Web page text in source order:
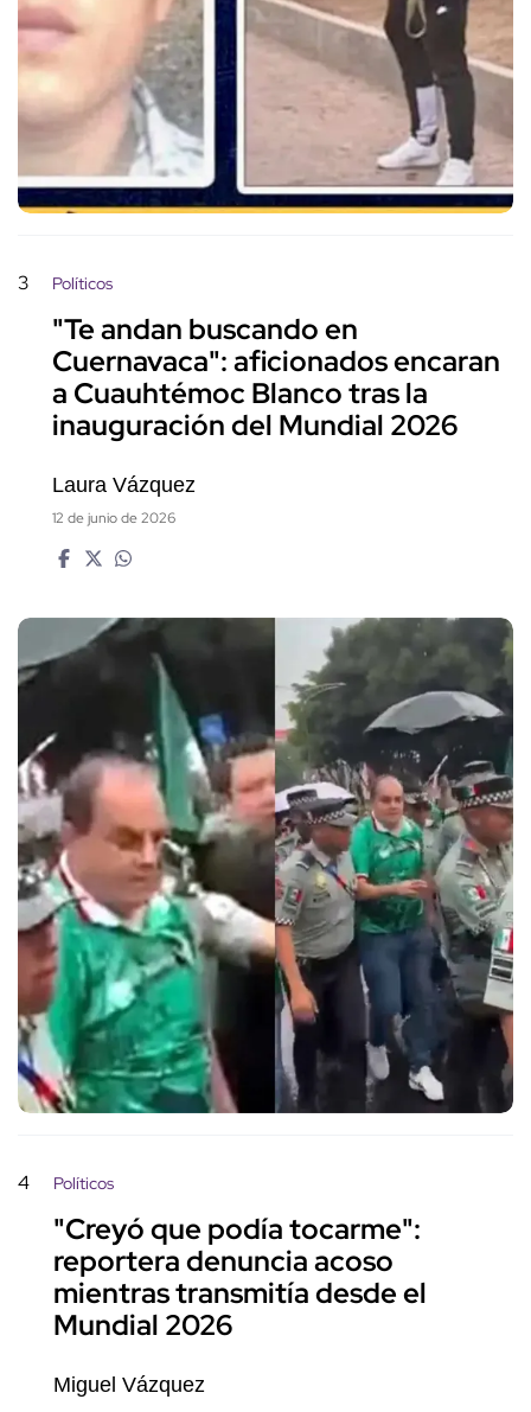
3 Políticos
"Te andan buscando en
Cuernavaca": aficionados encaran
a Cuauhtémoc Blanco tras la
inauguración del Mundial 2026
Laura Vázquez
12 de junio de 2026
4 Políticos
"Creyó que podía tocarme":
reportera denuncia acoso
mientras transmitía desde el
Mundial 2026
Miguel Vázquez